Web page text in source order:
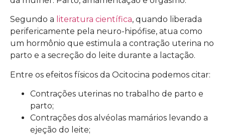
Segundo a literatura científica, quando liberada
perifericamente pela neuro-hipófise, atua como
um hormônio que estimula a contração uterina no
parto e a secreção do leite durante a lactação.
Entre os efeitos físicos da Ocitocina podemos citar:
Contrações uterinas no trabalho de parto e
parto;
Contrações dos alvéolas mamários levando a
ejeção do leite;